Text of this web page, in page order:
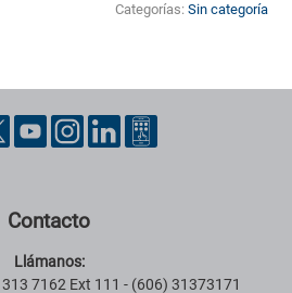
Categorías: Sin categoría
de contacto, redes sociales y datos
Contacto
Llámanos:
7162 Ext 111 - (606) 31373171